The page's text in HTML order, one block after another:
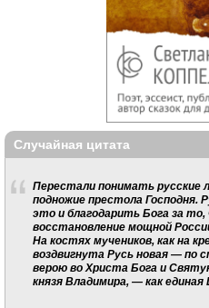
Случайная цитата
Перестали понимать русские
подножие престола Господня.
это и благодарить Бога за
восстановление мощной
На костях мучеников, как на
воздвигнута Русь новая — по
верою во Христа Бога и
князя Владимира, — как единая